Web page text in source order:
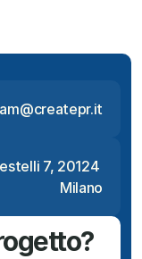
7, 20124
Milano